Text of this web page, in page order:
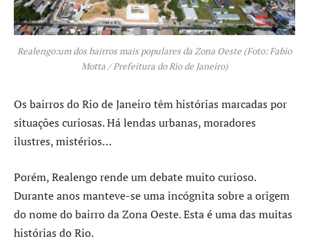
Realengo:um dos bairros mais populares da Zona Oeste (Foto: Fabio
Motta / Prefeitura do Rio de Janeiro)
Os bairros do Rio de Janeiro têm histórias marcadas por
situações curiosas. Há lendas urbanas, moradores
ilustres, mistérios…
Porém, Realengo rende um debate muito curioso.
Durante anos manteve-se uma incógnita sobre a origem
do nome do bairro da Zona Oeste. Esta é uma das muitas
histórias do Rio.